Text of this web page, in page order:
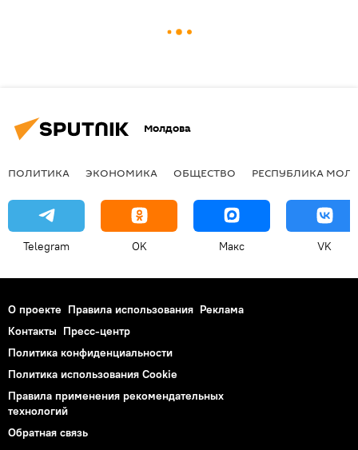
Молдова
ПОЛИТИКА ЭКОНОМИКА ОБЩЕСТВО РЕСПУБЛИКА
Telegram OK Макс VK
О проекте Правила использования Реклама
Контакты Пресс-центр
Политика конфиденциальности
Политика использования Cookie
Правила применения рекомендательных
технологий
Обратная связь